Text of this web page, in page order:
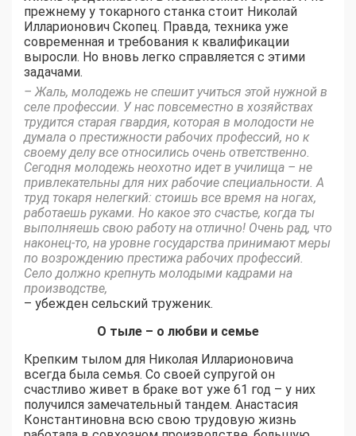
прежнему у токарного станка стоит Николай
Илларионович Скопец. Правда, техника уже
современная и требования к квалификации
выросли. Но вновь легко справляется с этими
задачами.
– Жаль, молодежь не спешит учиться этой нужной в
селе профессии. У нас повсеместно в хозяйствах
трудится старая гвардия, которая в молодости не
думала о престижности рабочих профессий, но к
своему делу все относились очень ответственно.
Сегодня молодежь неохотно идет в училища – не
привлекательны для них рабочие специальности. А
труд токаря нелегкий: стоишь все время на ногах,
работаешь руками. Но какое это счастье, когда ты
выполняешь свою работу на отлично! Очень рад, что
наконец-то, на уровне государства принимают меры
по возрождению престижа рабочих профессий.
Село должно крепнуть молодыми кадрами на
производстве,
– убежден сельский труженик.
О тыле – о любви и семье
Крепким тылом для Николая Илларионовича
всегда была семья. Со своей супругой он
счастливо живет в браке вот уже 61 год – у них
получился замечательный тандем. Анастасия
Константиновна всю свою трудовую жизнь